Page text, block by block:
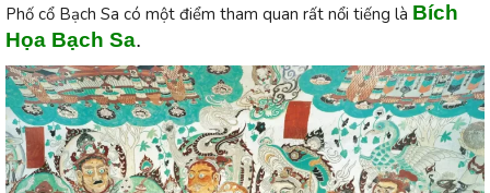
Phố cổ Bạch Sa có một điểm tham quan rất nổi tiếng là Bích
Họa Bạch Sa.